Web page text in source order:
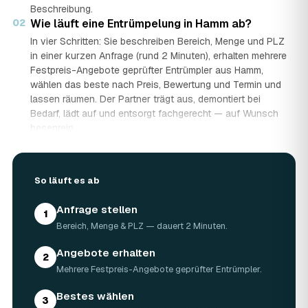
Beschreibung.
02 Wie läuft eine Entrümpelung in Hamm ab?
In vier Schritten: Sie beschreiben Bereich, Menge und PLZ
in einer kurzen Anfrage (rund 2 Minuten), erhalten mehrere
Festpreis-Angebote geprüfter Entrümpler aus Hamm,
wählen das beste nach Preis, Bewertung und Termin und
lassen räumen. Der Partner trägt aus, demontiert bei
Bedarf, lädt auf und entsorgt fachgerecht — auf Wunsch
besenrein.
Raum ist oft an einem halben bis ganzen Tag geräumt,
bis zwei Tage dauern. Einen Termin gibt es häufig schon
innerhalb weniger Tage, bei akuten Fällen wie einer
Messie-Wohnung auch kurzfristig.
Welche Gegenstände werden bei der
Entrümpelung entsorgt?
Elektrogeräte, Teppiche, Kleidung, Kartons, Sperrmüll
So läuft es ab
1 Anfrage stellen
Bereich, Menge & PLZ — dauert 2 Minuten.
2 Angebote erhalten
Mehrere Festpreis-Angebote geprüfter Entrümpler.
3 Bestes wählen